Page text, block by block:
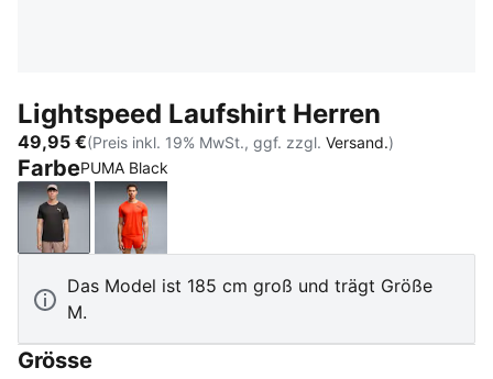
Lightspeed Laufshirt Herren
49,95 €(Preis inkl. 19% MwSt., ggf. zzgl. Versand.)
FarbePUMA Black
PUMA BlackUltra Red
Das Model ist 185 cm groß und trägt Größe
M.
Grösse